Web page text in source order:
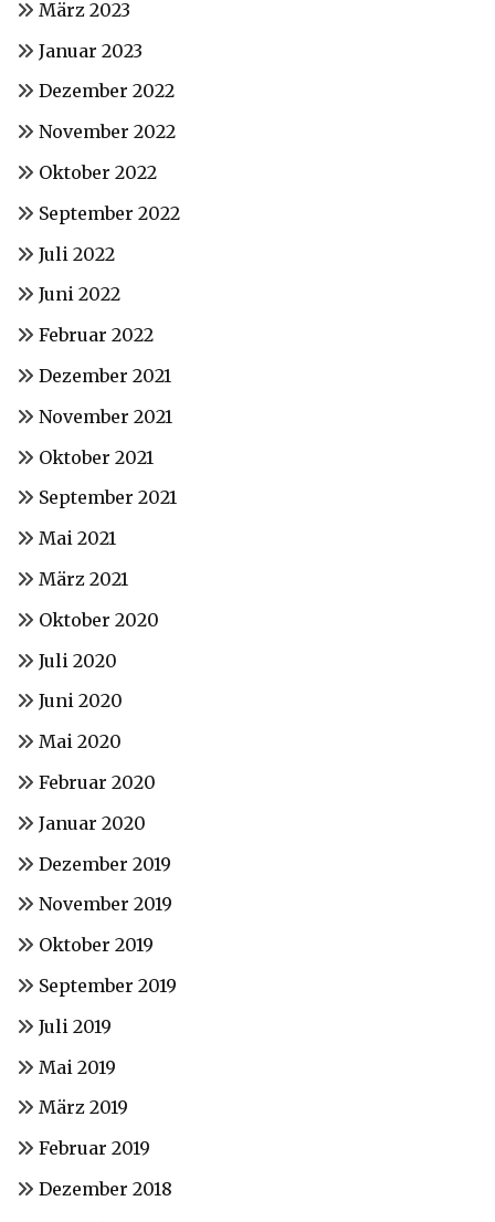
März 2023
Januar 2023
Dezember 2022
November 2022
Oktober 2022
September 2022
Juli 2022
Juni 2022
Februar 2022
Dezember 2021
November 2021
Oktober 2021
September 2021
Mai 2021
März 2021
Oktober 2020
Juli 2020
Juni 2020
Mai 2020
Februar 2020
Januar 2020
Dezember 2019
November 2019
Oktober 2019
September 2019
Juli 2019
Mai 2019
März 2019
Februar 2019
Dezember 2018